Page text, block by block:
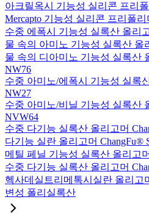
아크릴옥시 기능성 실리콘 프리
Mercapto 기능성 실리콘 프리폴리
수중 에폭시 기능성 실록산 올리
물 속의 아미노 기능성 실록산 올
물 속의 디아미노 기능성 실록산
NW76
수중 아미노/에폭시 기능성 실록
NW27
수중 아미노/비닐 기능성 실록산
NVW64
수중 다기능 실록산 올리고머
다기능 실란 올리고머 ChangFu®
메틸 페닐 기능성 실록산 올리고
수중 다기능 실록산 올리고머
헥사데실트리메톡시실란 올리고
변성 폴리실록산